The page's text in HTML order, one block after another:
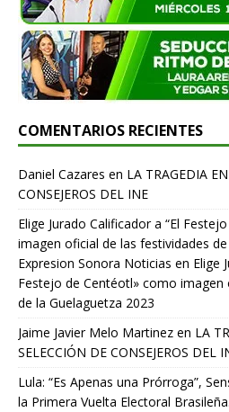
COMENTARIOS RECIENTES
Daniel Cazares en LA TRAGEDIA
CONSEJEROS DEL INE
Elige Jurado Calificador a “El
imagen oficial de las festividades
Expresion Sonora Noticias en Elige
Festejo de Centéotl» como imagen
de la Guelaguetza 2023
Jaime Javier Melo Martinez en LA
SELECCIÓN DE CONSEJEROS DEL
Lula: “Es Apenas una Prórroga”,
la Primera Vuelta Electoral